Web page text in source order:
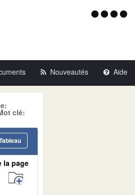
Menu
Nouveautés Aide
clé:
la page